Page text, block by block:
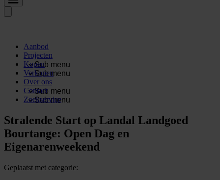
Aanbod
Projecten
Sub menu
Kopen
Sub menu
Verkopen
Over ons
Sub menu
Contact
Sub menu
Zoekservice
Stralende Start op Landal Landgoed
Bourtange: Open Dag en
Eigenarenweekend
Geplaatst met categorie: